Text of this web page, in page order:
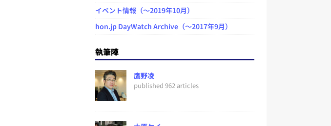
イベント情報（～2019年10月）
hon.jp DayWatch Archive（～2017年9月）
執筆陣
鷹野凌
published 962 articles